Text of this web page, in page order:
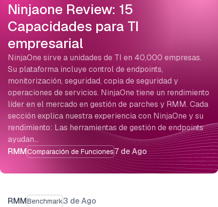
Ninjaone Review: 15
Capacidades para TI
empresarial
RMMComparación de Funciones7 de Ago
NinjaOne sirve a unidades de TI en 40,000 empresas.
Su plataforma incluye control de endpoints,
monitorización, seguridad, copia de seguridad y
operaciones de servicios. NinjaOne tiene un rendimiento
líder en el mercado en gestión de parches y RMM. Cada
sección explica nuestra experiencia con NinjaOne y su
rendimiento: Las herramientas de gestión de endpoints
ayudan…
RMMBenchmark3 de Ago